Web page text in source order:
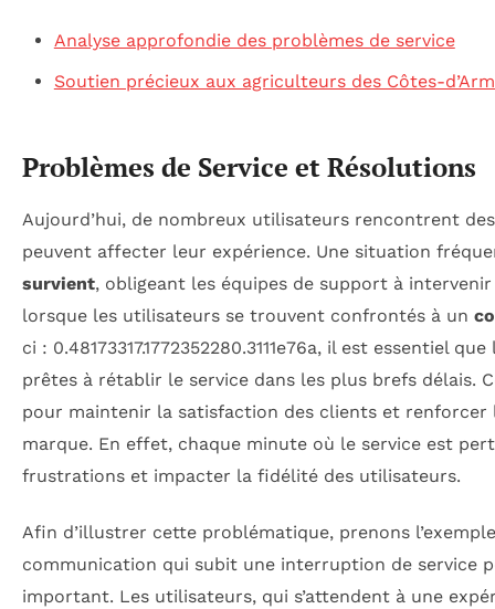
Analyse approfondie des problèmes de service
Soutien précieux aux agriculteurs des Côtes-
Problèmes de Service et Résolutions
Aujourd’hui, de nombreux utilisateurs rencontrent
peuvent affecter leur expérience. Une situation
survient, obligeant les équipes de support à
lorsque les utilisateurs se trouvent confrontés à un
ci : 0.48173317.1772352280.3111e76a, il est essentiel
prêtes à rétablir le service dans les plus brefs délais.
pour maintenir la satisfaction des clients et
marque. En effet, chaque minute où le service est
frustrations et impacter la fidélité des utilisateurs.
Afin d’illustrer cette problématique, prenons
communication qui subit une interruption de service
important. Les utilisateurs, qui s’attendent à une